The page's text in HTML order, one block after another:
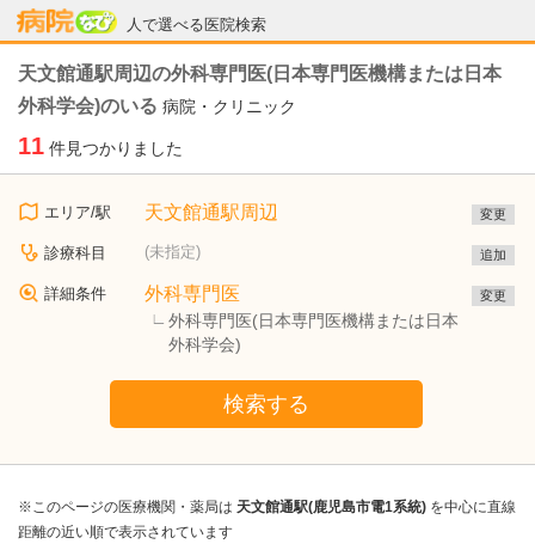
人で選べる医院検索
病院なび
天文館通駅周辺の外科専門医(日本専門医機構または日本
外科学会)のいる 病院・クリニック
11 件見つかりました
エリア/駅 天文館通駅周辺 変更
診療科目 (未指定) 追加
詳細条件 外科専門医
外科専門医(日本専門医機構または日本
外科学会)
変更
検索する
※このページの医療機関・薬局は 天文館通駅(鹿児島市電1系統) を中心に直線
距離の近い順で表示されています